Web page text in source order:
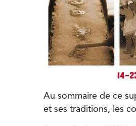
Au sommaire de ce
et ses traditions, les